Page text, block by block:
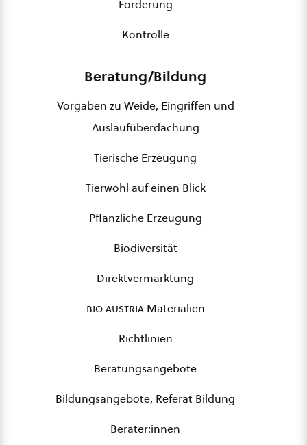
Förderung
Kontrolle
Beratung/Bildung
Vorgaben zu Weide, Eingriffen und
Auslaufüberdachung
Tierische Erzeugung
Tierwohl auf einen Blick
Pflanzliche Erzeugung
Biodiversität
Direktvermarktung
bio austriaMaterialien
Richtlinien
Beratungsangebote
Bildungsangebote, Referat Bildung
Berater:innen